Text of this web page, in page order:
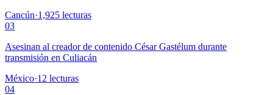
Cancún·1,925 lecturas
03
Asesinan al creador de contenido César Gastélum durante
transmisión en Culiacán
México·12 lecturas
04